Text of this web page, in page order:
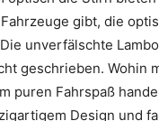
gibt, die
unverfälschte
geschrieben. Wohin
puren Fahrspaß
Design und